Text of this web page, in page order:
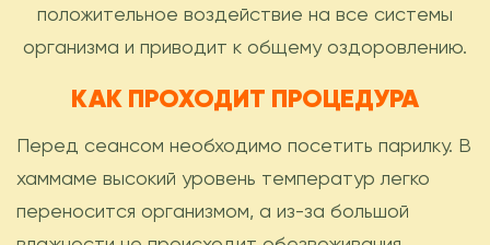
положительное воздействие на все системы
организма и приводит к общему оздоровлению.
КАК ПРОХОДИТ ПРОЦЕДУРА
Перед сеансом необходимо посетить парилку. В
хаммаме высокий уровень температур легко
переносится организмом, а из-за большой